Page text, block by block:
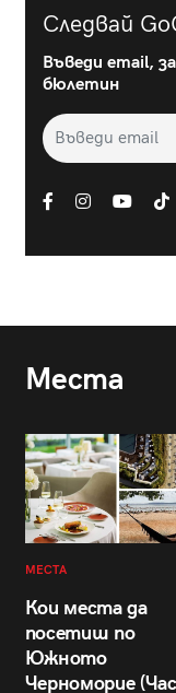
Следвай
Въведи email,
бюлетин
Места
МЕСТА
Кои места да
посетиш по
Южното
Черноморие